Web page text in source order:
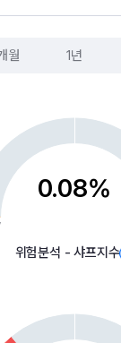
월 1년
0.08%
위험분석 - 샤프지수